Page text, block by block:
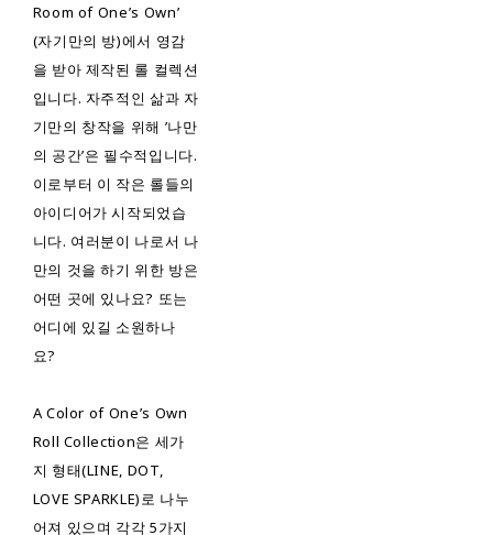
Room of One’s Own’
(자기만의 방)에서 영감
을 받아 제작된 롤 컬렉션
입니다. 자주적인 삶과 자
기만의 창작을 위해 ’나만
의 공간’은 필수적입니다.
이로부터 이 작은 롤들의
아이디어가 시작되었습
니다. 여러분이 나로서 나
만의 것을 하기 위한 방은
어떤 곳에 있나요? 또는
어디에 있길 소원하나
요?
A Color of One’s Own
Roll Collection은 세가
지 형태(LINE, DOT,
LOVE SPARKLE)로 나누
어져 있으며 각각 5가지